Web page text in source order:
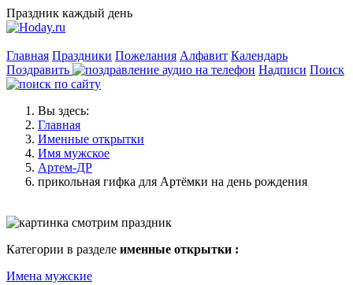
Праздник каждый день
Главная Праздники Пожелания Алфавит Календарь
Поздравить
Надписи Поиск
Вы здесь:
Главная
Именные открытки
Имя мужское
Артем-ДР
прикольная гифка для Артёмки на день рождения
Категории в разделе именные открытки :
Имена мужские